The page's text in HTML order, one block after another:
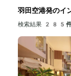
羽田空港発のイ
検索結果 285件